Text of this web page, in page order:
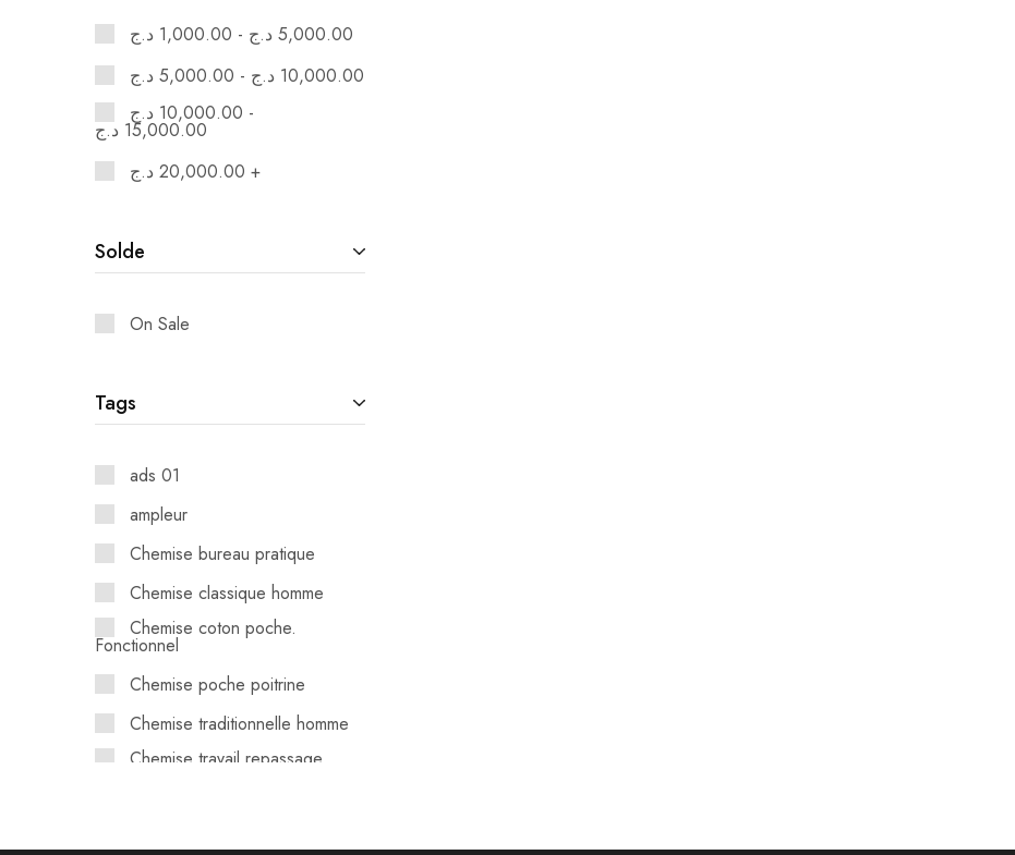
1,000.00 د.ج - 5,000.00 د.ج
5,000.00 د.ج - 10,000.00 د.ج
10,000.00 د.ج -
15,000.00 د.ج
20,000.00 د.ج +
Solde
On Sale
Tags
ads 01
ampleur
Chemise bureau pratique
Chemise classique homme
Chemise coton poche.
Fonctionnel
Chemise poche poitrine
Chemise traditionnelle homme
Chemise travail repassage